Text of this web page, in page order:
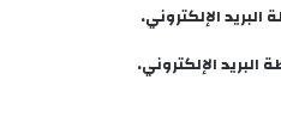
الإلكتروني.
الإلكتروني.